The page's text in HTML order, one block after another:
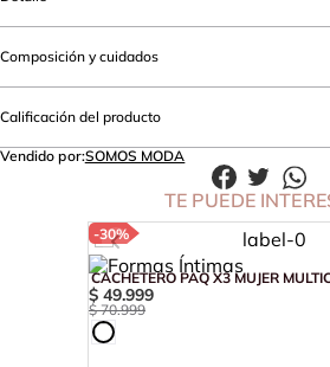
Composición y cuidados
Calificación del producto
Vendido por:SOMOS MODA
TE PUEDE
-30%
CACHETERO PAQ X3 MUJER
$ 49.999
$ 70.999